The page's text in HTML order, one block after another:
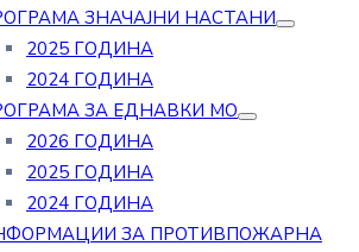
ЗНАЧАЈНИ НАСТАНИ
2025 ГОДИНА
2024 ГОДИНА
ЗА ЕДНАВКИ МО
2026 ГОДИНА
2025 ГОДИНА
2024 ГОДИНА
ЗА ПРОТИВПОЖАРНА